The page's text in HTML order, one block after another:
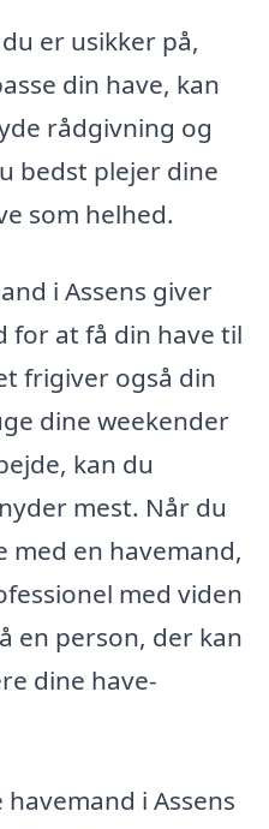
er usikker på,
din have, kan
rådgivning og
bedst plejer dine
som helhed.
i Assens giver
for at få din have til
frigiver også din
dine weekender
kan du
mest. Når du
en havemand,
med viden
en person, der kan
dine have-
i Assens